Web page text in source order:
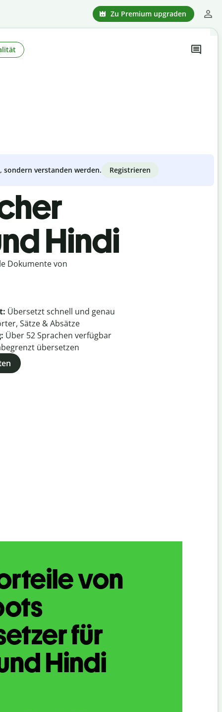
Zu Premium upgraden
verstanden werden. Registrieren
Hindi
Dokumente von
Übersetzt schnell und genau
Sätze & Absätze
Über 52Sprachen verfügbar
übersetzen
von
für
Hindi